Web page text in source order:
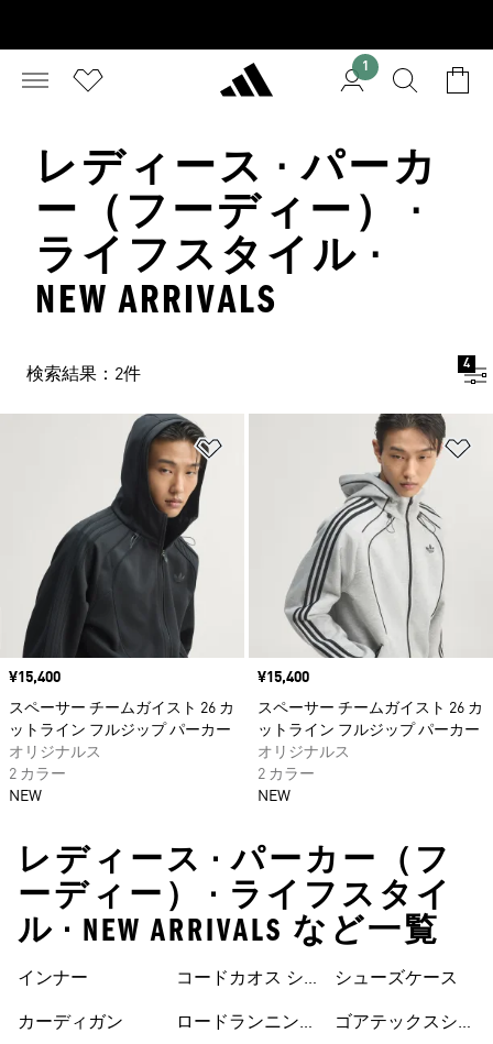
1
レディース · パーカ
ー（フーディー） ·
ライフスタイル ·
NEW ARRIVALS
検索結果：2件
4
ほしいものリストに追加
価格
¥15,400
スペーサー チームガイスト 26 カ
ットライン フルジップ パーカー
オリジナルス
2 カラー
NEW
価格
¥15,400
スペーサー チームガイスト 26 カ
ットライン フルジップ パーカー
オリジナルス
2 カラー
NEW
レディース • パーカー（フ
ーディー） • ライフスタイ
ル • NEW ARRIVALS など一覧
インナー
カーディガン
コードカオス シ
ロードランニング
シューズケース
ゴアテックスシュ